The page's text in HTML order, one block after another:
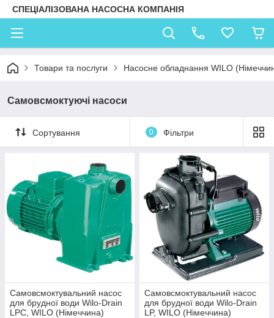
СПЕЦІАЛІЗОВАНА НАСОСНА КОМПАНІЯ
Товари та послуги Насосне обладнання WILO
Самовсмоктуючі насоси
Сортування 0 Фільтри
Самовсмоктувальний насос
для брудної води Wilo-Drain
LPC, WILO (Німеччина)
Самовсмоктувальний насос
для брудної води Wilo-Drain
LP, WILO (Німеччина)